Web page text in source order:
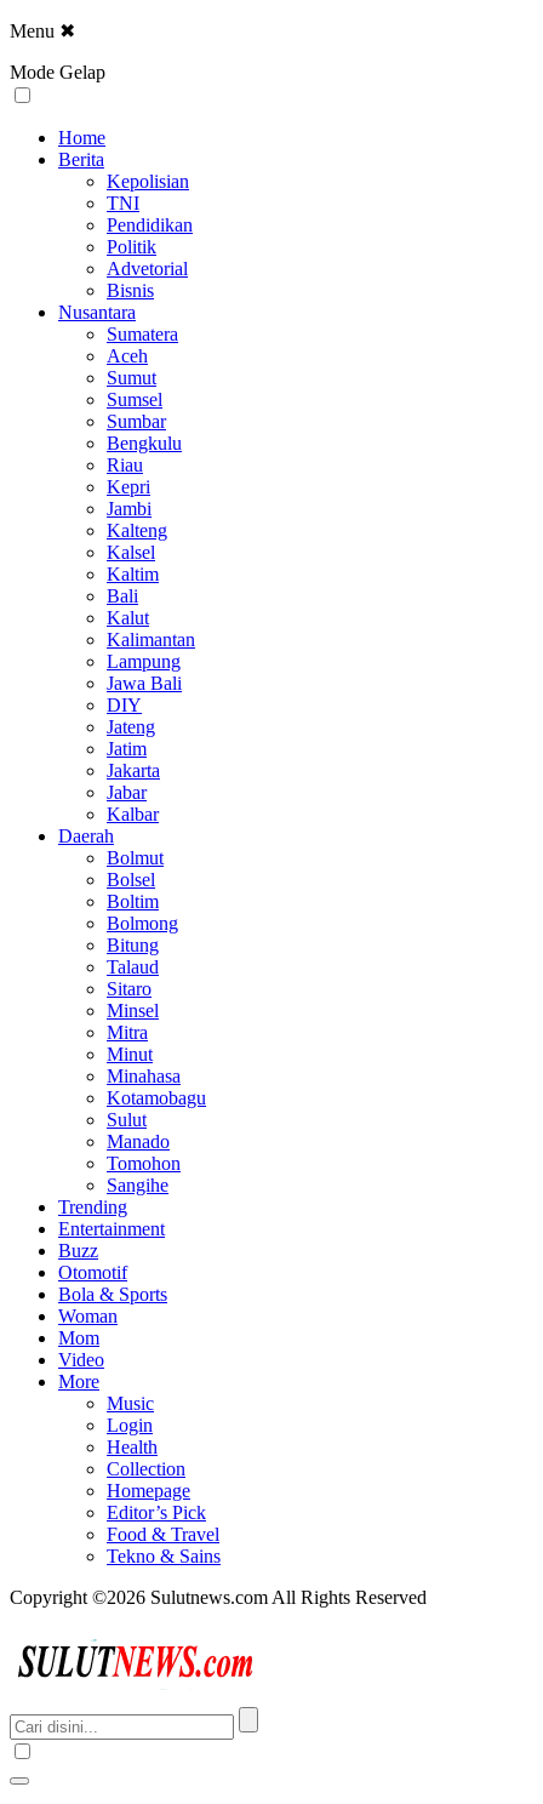
Menu ✖
Mode Gelap
Home
Berita
Kepolisian
TNI
Pendidikan
Politik
Advetorial
Bisnis
Nusantara
Sumatera
Aceh
Sumut
Sumsel
Sumbar
Bengkulu
Riau
Kepri
Jambi
Kalteng
Kalsel
Kaltim
Bali
Kalut
Kalimantan
Lampung
Jawa Bali
DIY
Jateng
Jatim
Jakarta
Jabar
Kalbar
Daerah
Bolmut
Bolsel
Boltim
Bolmong
Bitung
Talaud
Sitaro
Minsel
Mitra
Minut
Minahasa
Kotamobagu
Sulut
Manado
Tomohon
Sangihe
Trending
Entertainment
Buzz
Otomotif
Bola & Sports
Woman
Mom
Video
More
Music
Login
Health
Collection
Homepage
Editor’s Pick
Food & Travel
Tekno & Sains
Copyright ©2026 Sulutnews.com All Rights Reserved